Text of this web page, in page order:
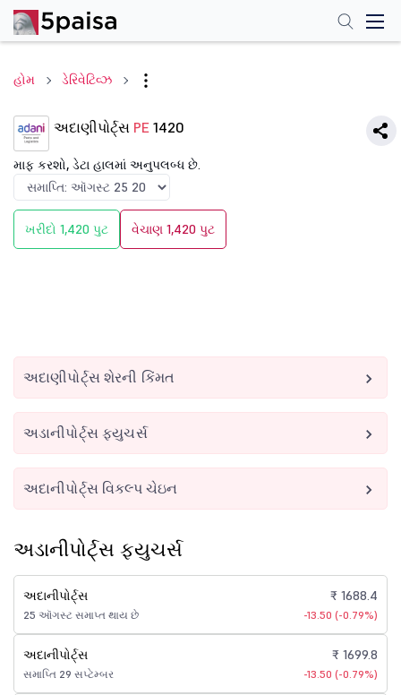
હોમ ડેરિવેટિવ્ઝ
અદાણીપોર્ટ્સ PE 1420
માફ કરશો, ડેટા હાલમાં અનુપલબ્ધ છે.
ખરીદો 1,420 પુટ વેચાણ 1,420 પુટ
અદાણીપોર્ટ્સ શેરની કિંમત
અડાનીપોર્ટ્સ ફ્યુચર્સ
અદાનીપોર્ટ્સ વિકલ્પ ચેઇન
અડાનીપોર્ટ્સ ફ્યુચર્સ
અદાનીપોર્ટ્સ
25 ઑગસ્ટ સમાપ્ત થાય છે
₹ 1688.4
-13.50 (-0.79%)
અદાનીપોર્ટ્સ
સમાપ્તિ 29 સપ્ટેમ્બર
₹ 1699.8
-13.50 (-0.79%)